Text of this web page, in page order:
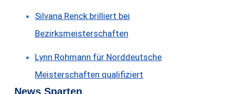
Silvana Renck brilliert bei
Bezirksmeisterschaften
Lynn Rohmann für Norddeutsche
Meisterschaften qualifiziert
News Sparten